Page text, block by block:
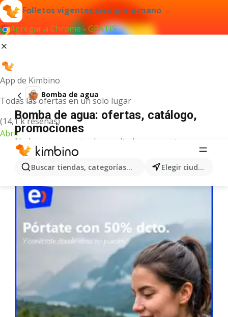
Folletos vigentes siempre a mano
Agregar a Chrome - GRATIS
App de Kimbino
Todas las ofertas en un solo lugar
(14,1 k reseñas)
Abrir
Buscar tiendas, categorías, productos... Elegir ciudad
Bomba de agua
Bomba de agua: ofertas, catálogo,
promociones
No hemos encontrado resultados para este
término.
Más ofertas en la categoría